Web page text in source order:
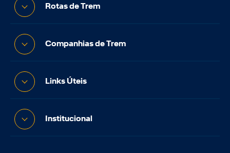
Rotas de Trem
Companhias de Trem
Links Úteis
Institucional